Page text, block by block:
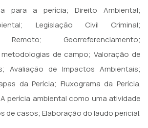
para a perícia; Direito Ambiental;
Legislação Civil Criminal;
Remoto; Georreferenciamento;
de campo; Valoração de
Avaliação de Impactos Ambientais;
da Perícia; Fluxograma da Perícia.
perícia ambiental como uma atividade
de casos; Elaboração do laudo pericial.